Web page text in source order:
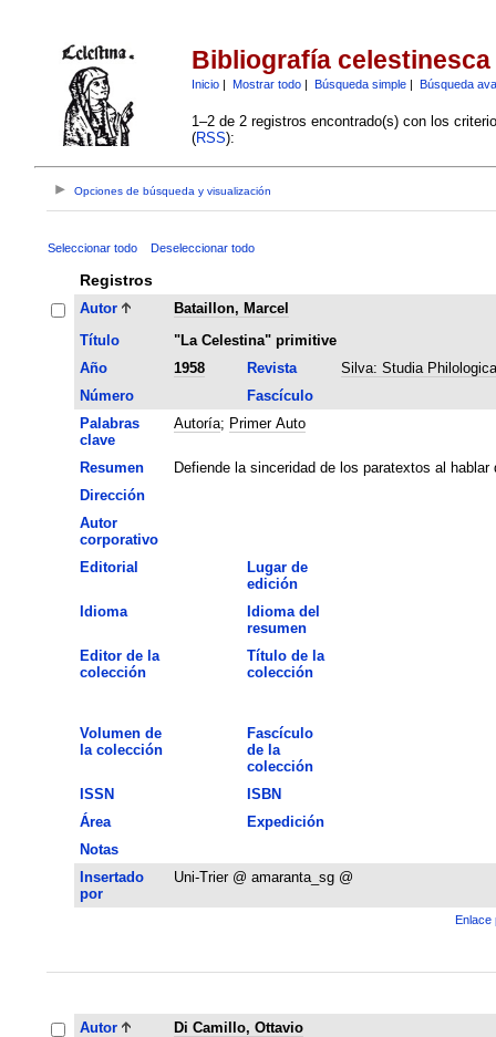
Bibliografía celestinesca
Inicio| Mostrar todo| Búsqueda simple| Búsqueda
1–2 de 2 registros encontrado(s) con los
(RSS):
Opciones de búsqueda y visualización
Seleccionar todo Deseleccionar todo
Registros
Autor
Bataillon, Marcel
Título
"La Celestina" primitive
Año
1958 Revista
Silva: Studia
Número
Fascículo
Palabras
clave
Autoría; Primer Auto
Resumen
Defiende la sinceridad de los paratextos al
Dirección
Autor
corporativo
Editorial
Lugar de
edición
Idioma
Idioma del
resumen
Editor de la
colección
Título de la
colección
Volumen de
la colección
Fascículo
de la
colección
ISSN
ISBN
Área
Expedición
Notas
Insertado
por
Uni-Trier @ amaranta_sg @
Enlace
Autor
Di Camillo, Ottavio